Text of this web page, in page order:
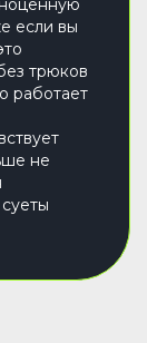
если вы
трюков
работает
не